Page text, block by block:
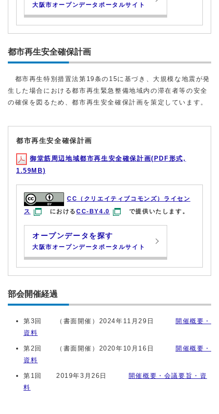
大阪市オープンデータポータルサイト
都市再生安全確保計画
都市再生特別措置法第19条の15に基づき、大規模な地震が発
生した場合における都市再生緊急整備地域内の滞在者等の安全
の確保を図るため、都市再生安全確保計画を策定しています。
都市再生安全確保計画
御堂筋周辺地域都市再生安全確保計画(PDF形式,
1.59MB)
CC（クリエイティブコモンズ）ライセン
ス
におけるCC-BY4.0 で提供いたします。
オープンデータを探す
大阪市オープンデータポータルサイト
部会開催経過
第3回 （書面開催）2024年11月29日 開催概要・
資料
第2回 （書面開催）2020年10月16日 開催概要・
資料
第1回 2019年3月26日 開催概要・会議要旨・資
料